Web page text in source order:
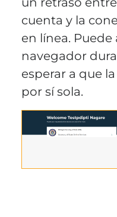
cuenta y la
en línea. Puede
navegador
esperar a que
por sí sola.